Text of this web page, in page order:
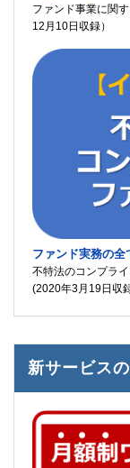
ファンド事業に関
12月10日収録）
ファンド実務の全
不特法のコンプラ
(2020年3月19日収
新サービス